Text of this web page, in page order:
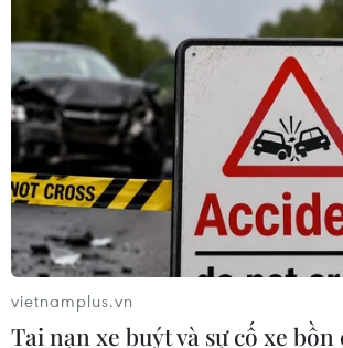
vietnamplus.vn
Tai nạn xe buýt và sự cố xe bồn